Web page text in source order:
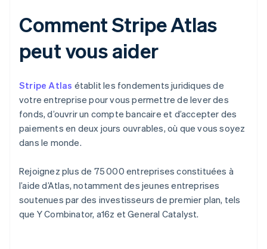
Comment Stripe Atlas
peut vous aider
Stripe Atlas établit les fondements juridiques de
votre entreprise pour vous permettre de lever des
fonds, d’ouvrir un compte bancaire et d’accepter des
paiements en deux jours ouvrables, où que vous soyez
dans le monde.
Rejoignez plus de 75 000 entreprises constituées à
l’aide d’Atlas, notamment des jeunes entreprises
soutenues par des investisseurs de premier plan, tels
que Y Combinator, a16z et General Catalyst.